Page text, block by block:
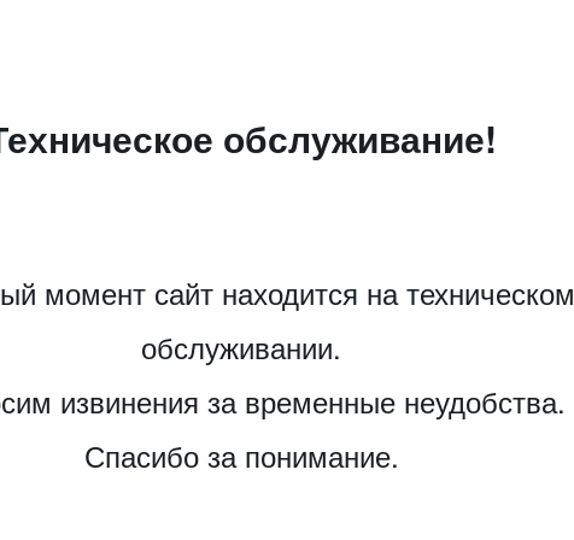
обслуживание!
момент сайт находится на техническом
обслуживании.
извинения за временные неудобства.
Спасибо за понимание.